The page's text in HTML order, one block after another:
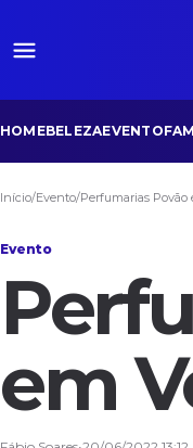
HOMEBELEZAEVENTO
Início/Evento/Perfumarias
Evento
em